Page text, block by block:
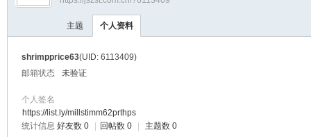
›
主题 个人资料
shrimpprice63(UID: 6113409)
邮箱状态
未验证
个人签名
https://list.ly/millstimm62prthps
统计信息 好友数 0 回帖数 0 主题数 0